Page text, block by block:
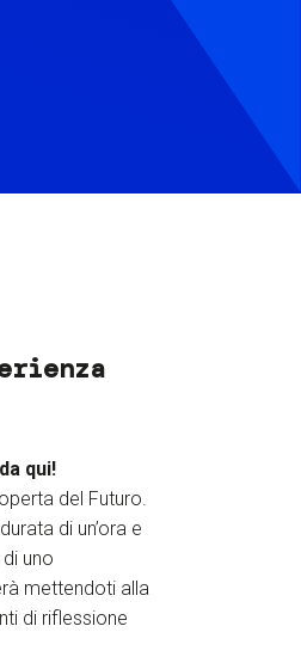
qui!
del Futuro.
di un’ora e
uno
mettendoti alla
di riflessione